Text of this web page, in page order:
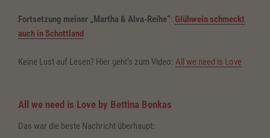
Fortsetzung meiner „Martha & Alva-Reihe“: Glühwein schmeckt
auch in Schottland
Keine Lust auf Lesen? Hier geht’s zum Video: All we need is Love
All we need is Love by Bettina Bonkas
Das war die beste Nachricht überhaupt: